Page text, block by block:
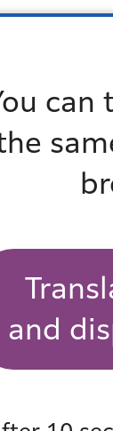
can
and
長会会長賞
４年 野地